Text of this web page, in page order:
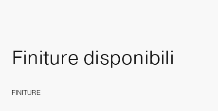
Finiture disponibili
FINITURE